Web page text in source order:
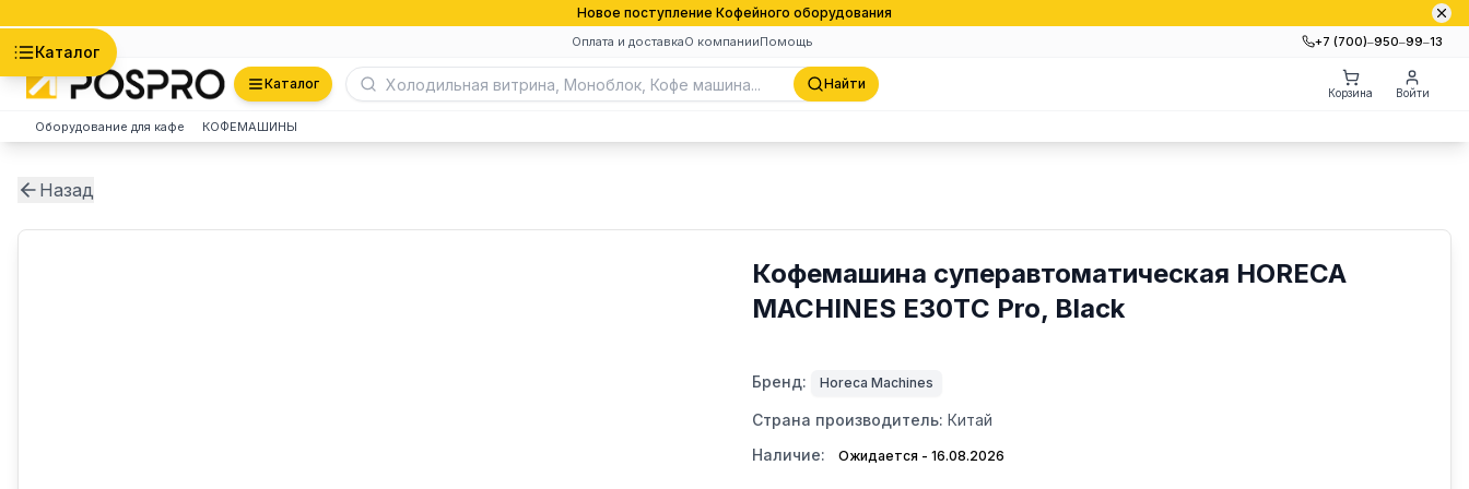
Новое поступление Кофейного оборудования
Оплата и доставкаО компанииПомощь +7 (700)‒950‒99‒13
Каталог
Каталог Найти
Корзина Войти
Оборудование для кафе КОФЕМАШИНЫ
Назад
Кофемашина суперавтоматическая HORECA
MACHINES E30TС Pro, Black
Бренд: Horeca Machines
Страна производитель: Китай
Наличие:
Ожидается - 16.08.2026